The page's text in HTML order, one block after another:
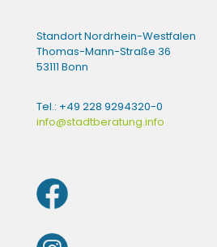
Standort Nordrhein-Westfalen
Thomas-Mann-Straße 36
53111 Bonn
Tel.: +49 228 9294320-0
info@stadtberatung.info